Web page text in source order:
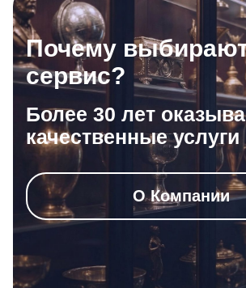
Почему
сервис?
Более 30 лет
качественные
О Компании